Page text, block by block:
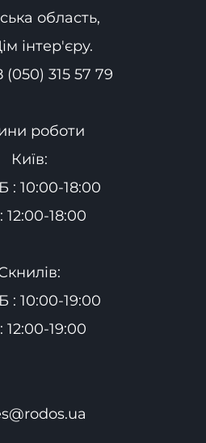
область,
інтер'єру.
(050) 315 57 79
роботи
Київ:
: 10:00-18:00
12:00-18:00
: 10:00-19:00
12:00-19:00